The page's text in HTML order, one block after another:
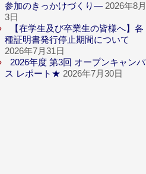
参加のきっかけづくり― 2026年8月
3日
【在学生及び卒業生の皆様へ】各
種証明書発行停止期間について
2026年7月31日
2026年度 第3回 オープンキャンパ
ス レポート★ 2026年7月30日